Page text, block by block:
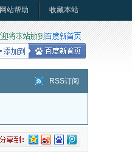
网站帮助 收藏本站
RSS订阅